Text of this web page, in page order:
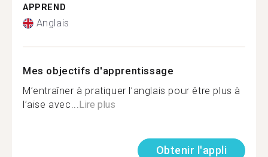
APPREND
Anglais
Mes objectifs d'apprentissage
M’entraîner à pratiquer l’anglais pour être plus à
l’aise avec...Lire plus
Obtenir l'appli